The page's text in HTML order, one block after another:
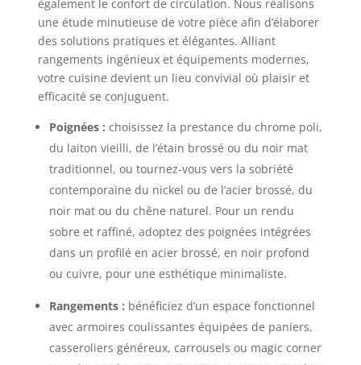
également le confort de circulation. Nous réalisons
une étude minutieuse de votre pièce afin d’élaborer
des solutions pratiques et élégantes. Alliant
rangements ingénieux et équipements modernes,
votre cuisine devient un lieu convivial où plaisir et
efficacité se conjuguent.
Poignées : choisissez la prestance du chrome poli,
du laiton vieilli, de l’étain brossé ou du noir mat
traditionnel, ou tournez-vous vers la sobriété
contemporaine du nickel ou de l’acier brossé, du
noir mat ou du chêne naturel. Pour un rendu
sobre et raffiné, adoptez des poignées intégrées
dans un profilé en acier brossé, en noir profond
ou cuivre, pour une esthétique minimaliste.
Rangements : bénéficiez d’un espace fonctionnel
avec armoires coulissantes équipées de paniers,
casseroliers généreux, carrousels ou magic corner